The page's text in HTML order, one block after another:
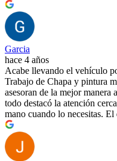
Garcia
hace 4 años
Acabe llevando el vehículo
Trabajo de Chapa y pintura
asesoran de la mejor manera
todo destacó la atención
mano cuando lo necesitas.